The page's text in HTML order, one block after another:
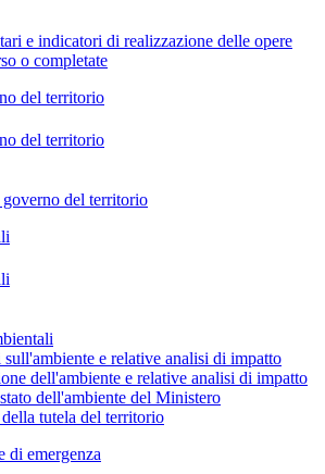
e indicatori di realizzazione delle opere
o completate
del territorio
del territorio
del territorio
e relative analisi di impatto
dell'ambiente e relative analisi di impatto
dell'ambiente del Ministero
tutela del territorio
di emergenza